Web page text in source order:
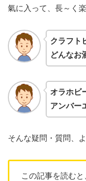
氣に入って、長～く
クラフト
どんなお
オラホビ
アンバー
そんな疑問・質問、
この記事を読むと